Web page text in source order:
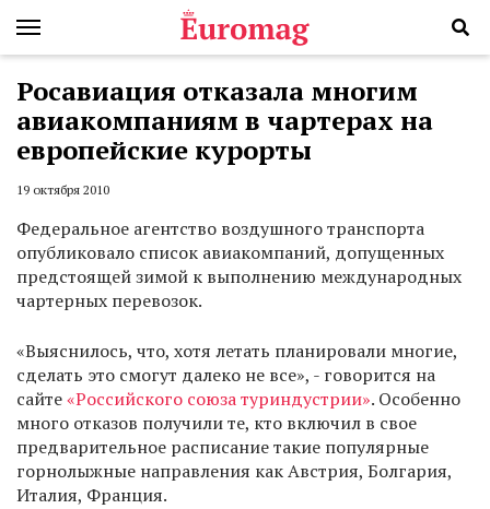
Росавиация отказала многим
авиакомпаниям в чартерах на
европейские курорты
19 октября 2010
Федеральное агентство воздушного транспорта
опубликовало список авиакомпаний, допущенных
предстоящей зимой к выполнению международных
чартерных перевозок.
«Выяснилось, что, хотя летать планировали многие,
сделать это смогут далеко не все», - говорится на
сайте«Российского союза туриндустрии». Особенно
много отказов получили те, кто включил в свое
предварительное расписание такие популярные
горнолыжные направления как Австрия, Болгария,
Италия, Франция.